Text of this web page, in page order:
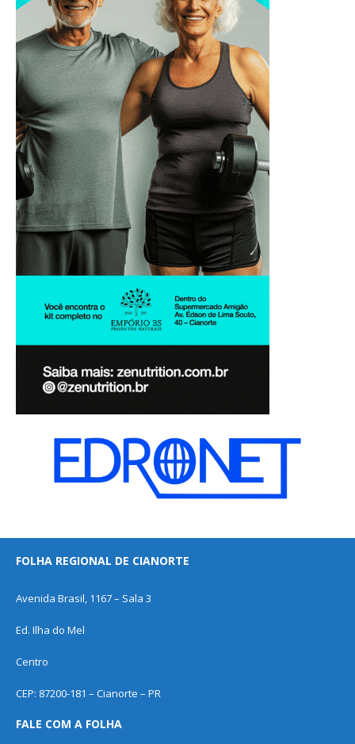
FOLHA REGIONAL DE CIANORTE
Avenida Brasil, 1167 – Sala 3
Ed. Ilha do Mel
Centro
CEP: 87200-181 – Cianorte – PR
FALE COM A FOLHA